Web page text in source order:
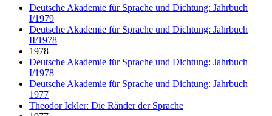
Deutsche Akademie für Sprache und Dichtung: Jahrbuch
I/1979
Deutsche Akademie für Sprache und Dichtung: Jahrbuch
II/1978
1978
Deutsche Akademie für Sprache und Dichtung: Jahrbuch
I/1978
Deutsche Akademie für Sprache und Dichtung: Jahrbuch
1977
Theodor Ickler: Die Ränder der Sprache